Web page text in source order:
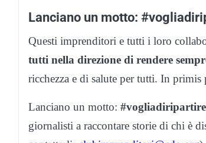
Lanciano un motto:
Questi imprenditori e tutti i loro
tutti nella direzione di rendere
ricchezza e di salute per tutti. In primis
Lanciano un motto: #vogliadiripartire
giornalisti a raccontare storie di chi è